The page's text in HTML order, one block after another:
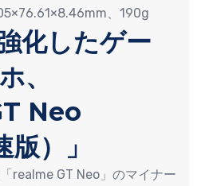
、190g
化したゲー
、
Neo
）」
realme GT Neo」のマイナー